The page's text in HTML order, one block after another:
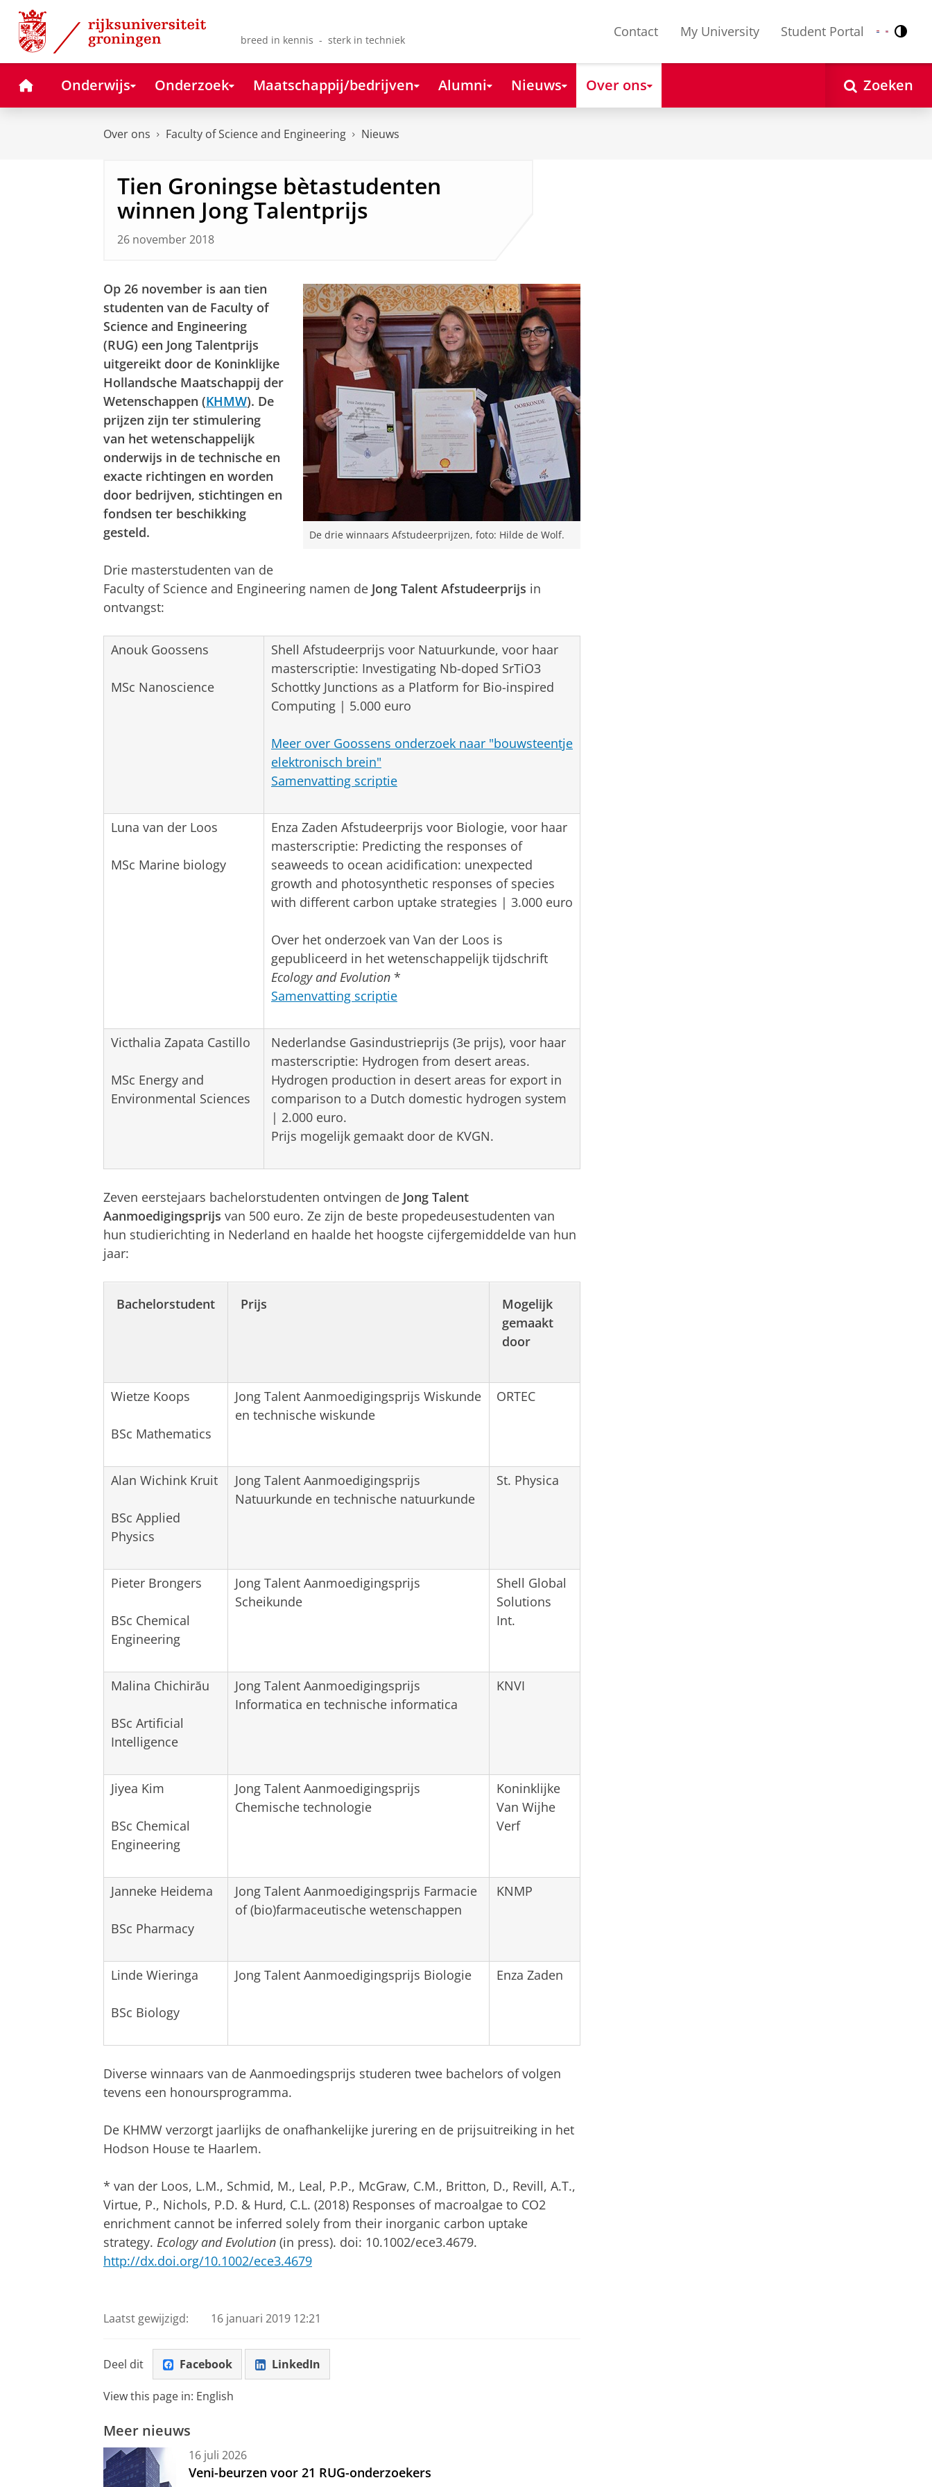
Skip
Content
Skip
Navigation
breed in kennis - sterk in techniek
Contact My University Student Portal Nederlands
English
HomeOnderwijs Onderzoek Maatschappij/bedrijven Alumni Nieuws Over ons Zoeken
Over ons Faculty of Science and Engineering Nieuws
Tien Groningse bètastudenten
winnen Jong Talentprijs
26 november 2018
De drie winnaars Afstudeerprijzen, foto: Hilde de Wolf.
Op 26 november is aan tien
studenten van de Faculty of
Science and Engineering
(RUG) een Jong Talentprijs
uitgereikt door de Koninklijke
Hollandsche Maatschappij der
Wetenschappen (KHMW). De
prijzen zijn ter stimulering
van het wetenschappelijk
onderwijs in de technische en
exacte richtingen en worden
door bedrijven, stichtingen en
fondsen ter beschikking
gesteld.
Drie masterstudenten van de
Faculty of Science and Engineering namen de Jong Talent Afstudeerprijs in
ontvangst:
Anouk Goossens
MSc Nanoscience
Shell Afstudeerprijs voor Natuurkunde, voor haar
masterscriptie: Investigating Nb-doped SrTiO3
Schottky Junctions as a Platform for Bio-inspired
Computing | 5.000 euro
Meer over Goossens onderzoek naar "bouwsteentje
elektronisch brein"
Samenvatting scriptie
Luna van der Loos
MSc Marine biology
Enza Zaden Afstudeerprijs voor Biologie, voor haar
masterscriptie: Predicting the responses of
seaweeds to ocean acidification: unexpected
growth and photosynthetic responses of species
with different carbon uptake strategies | 3.000 euro
Over het onderzoek van Van der Loos is
gepubliceerd in het wetenschappelijk tijdschrift
Ecology and Evolution *
Samenvatting scriptie
Victhalia Zapata Castillo
MSc Energy and
Environmental Sciences
Nederlandse Gasindustrieprijs (3e prijs), voor haar
masterscriptie: Hydrogen from desert areas.
Hydrogen production in desert areas for export in
comparison to a Dutch domestic hydrogen system
| 2.000 euro.
Prijs mogelijk gemaakt door de KVGN.
Zeven eerstejaars bachelorstudenten ontvingen de Jong Talent
Aanmoedigingsprijs van 500 euro. Ze zijn de beste propedeusestudenten van
hun studierichting in Nederland en haalde het hoogste cijfergemiddelde van hun
jaar:
Bachelorstudent Prijs
Mogelijk
gemaakt
door
Wietze Koops
BSc Mathematics
Jong Talent Aanmoedigingsprijs Wiskunde
en technische wiskunde
ORTEC
Alan Wichink Kruit
BSc Applied
Physics
Jong Talent Aanmoedigingsprijs
Natuurkunde en technische natuurkunde
St. Physica
Pieter Brongers
BSc Chemical
Engineering
Jong Talent Aanmoedigingsprijs
Scheikunde
Shell Global
Solutions
Int.
Malina Chichirău
BSc Artificial
Intelligence
Jong Talent Aanmoedigingsprijs
Informatica en technische informatica
KNVI
Jiyea Kim
BSc Chemical
Engineering
Jong Talent Aanmoedigingsprijs
Chemische technologie
Koninklijke
Van Wijhe
Verf
Janneke Heidema
BSc Pharmacy
Jong Talent Aanmoedigingsprijs Farmacie
of (bio)farmaceutische wetenschappen
KNMP
Linde Wieringa
BSc Biology
Jong Talent Aanmoedigingsprijs Biologie Enza Zaden
Diverse winnaars van de Aanmoedingsprijs studeren twee bachelors of volgen
tevens een honoursprogramma.
De KHMW verzorgt jaarlijks de onafhankelijke jurering en de prijsuitreiking in het
Hodson House te Haarlem.
* van der Loos, L.M., Schmid, M., Leal, P.P., McGraw, C.M., Britton, D., Revill, A.T.,
Virtue, P., Nichols, P.D. & Hurd, C.L. (2018) Responses of macroalgae to CO2
enrichment cannot be inferred solely from their inorganic carbon uptake
strategy. Ecology and Evolution (in press). doi: 10.1002/ece3.4679.
http://dx.doi.org/10.1002/ece3.4679
Laatst gewijzigd: 16 januari 2019 12:21
Deel dit Facebook LinkedIn
View this page in: English
Meer nieuws
16 juli 2026
Veni-beurzen voor 21 RUG-onderzoekers